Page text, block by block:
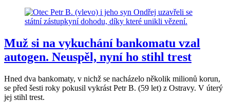
Muž si na vykuchání bankomatu vzal
autogen. Neuspěl, nyní ho stihl trest
Hned dva bankomaty, v nichž se nacházelo několik milionů korun,
se před šesti roky pokusil vykrást Petr B. (59 let) z Ostravy. V úterý
jej stihl trest.